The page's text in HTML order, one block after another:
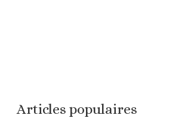
Articles populaires